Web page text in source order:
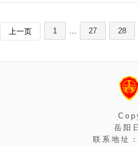
上一页 1 ... 27 28
岳阳
联系地址